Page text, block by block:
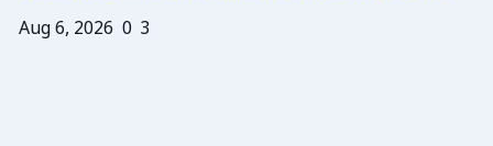
Aug 6, 2026 0 3